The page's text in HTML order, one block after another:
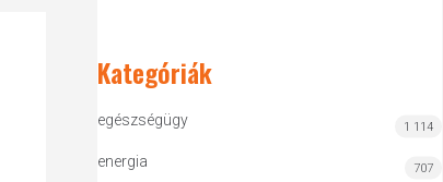
Kategóriák
egészségügy 1 114
energia 707